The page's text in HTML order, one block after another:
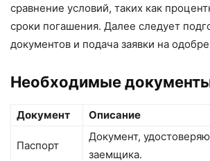
сравнение условий, таких как
сроки погашения. Далее следует
документов и подача заявки на
Необходимые
Документ Описание
Паспорт
Документ,
заемщика.